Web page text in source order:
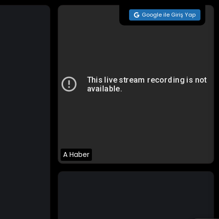
Google ile Giriş Yap
A Haber